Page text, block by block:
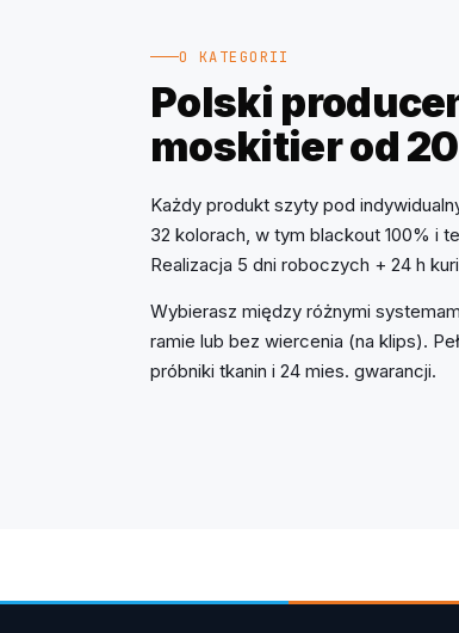
O KATEGORII
Polski
moskitier od
Każdy produkt szyty pod
32 kolorach, w tym blackout 100% i
Realizacja 5 dni roboczych + 24 h
Wybierasz między różnymi
ramie lub bez wiercenia (na klips).
próbniki tkanin i 24 mies. gwarancji.